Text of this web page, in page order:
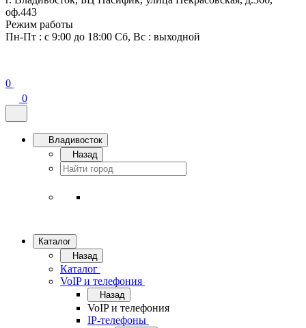
оф.443
Режим работы
Пн-Пт : с 9:00 до 18:00 Сб, Вс : выходной
0
0
Владивосток
Назад
Каталог
Назад
Каталог
VoIP и телефония
Назад
VoIP и телефония
IP-телефоны